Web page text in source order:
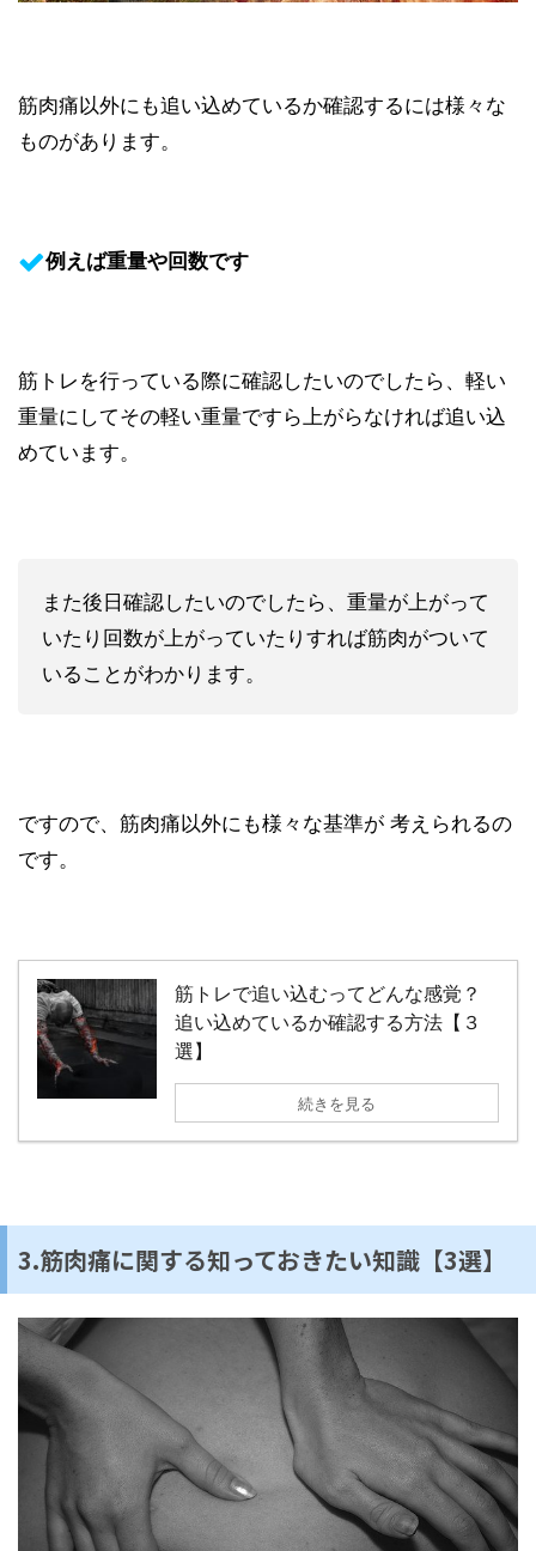
筋肉痛以外にも追い込めているか確認するには様々な
ものがあります。
例えば重量や回数です
筋トレを行っている際に確認したいのでしたら、軽い
重量にしてその軽い重量ですら上がらなければ追い込
めています。
また後日確認したいのでしたら、重量が上がって
いたり回数が上がっていたりすれば筋肉がついて
いることがわかります。
ですので、筋肉痛以外にも様々な基準が 考えられるの
です。
筋トレで追い込むってどんな感覚？
追い込めているか確認する方法【３
選】
続きを見る
3.筋肉痛に関する知っておきたい知識【3選】